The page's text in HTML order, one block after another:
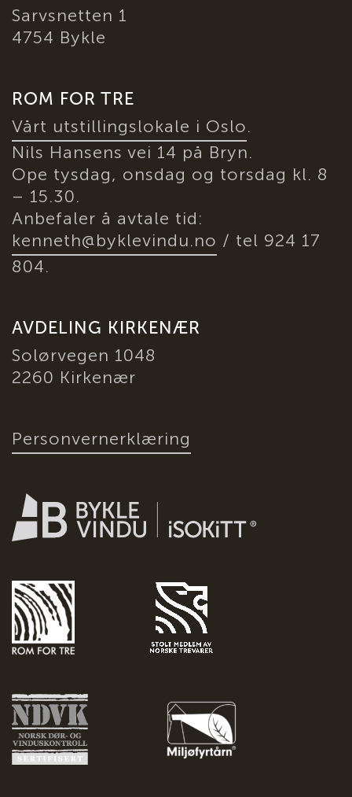
Sarvsnetten 1
4754 Bykle
ROM FOR TRE
Vårt utstillingslokale i Oslo.
Nils Hansens vei 14 på Bryn.
Ope tysdag, onsdag og torsdag kl. 8
– 15.30.
Anbefaler å avtale tid:
kenneth@byklevindu.no / tel 924 17
804.
AVDELING KIRKENÆR
Solørvegen 1048
2260 Kirkenær
Personvernerklæring